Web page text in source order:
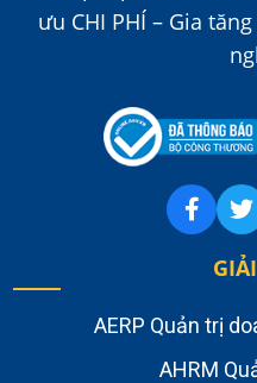
ưu CHI PHÍ – Gia
AERP Quản trị
AHRM